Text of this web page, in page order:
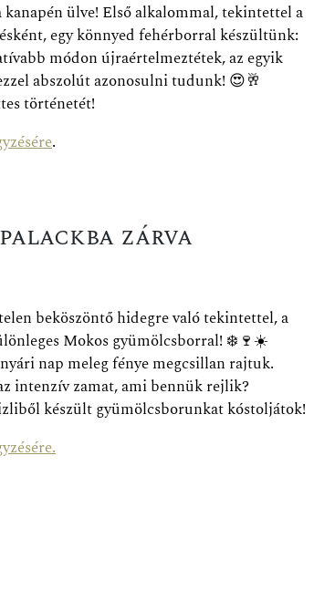
ülve! Első alkalommal, tekintettel a
egy könnyed fehérborral készültünk:
módon újraértelmeztétek, az egyik
abszolút azonosulni tudunk! 😍🥂
történetét!
.
zárva
beköszöntő hidegre való tekintettel, a
Mokos gyümölcsborral! ❄️ 🍷☀️
nap meleg fénye megcsillan rajtuk.
intenzív zamat, ami bennük rejlik?
készült gyümölcsborunkat kóstoljátok!